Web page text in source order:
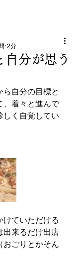
自分が思う
: 2分
自分の目標と
、着々と進んで
しく自覚してい
けていただける
出来るだけ出店
おごりとかそん